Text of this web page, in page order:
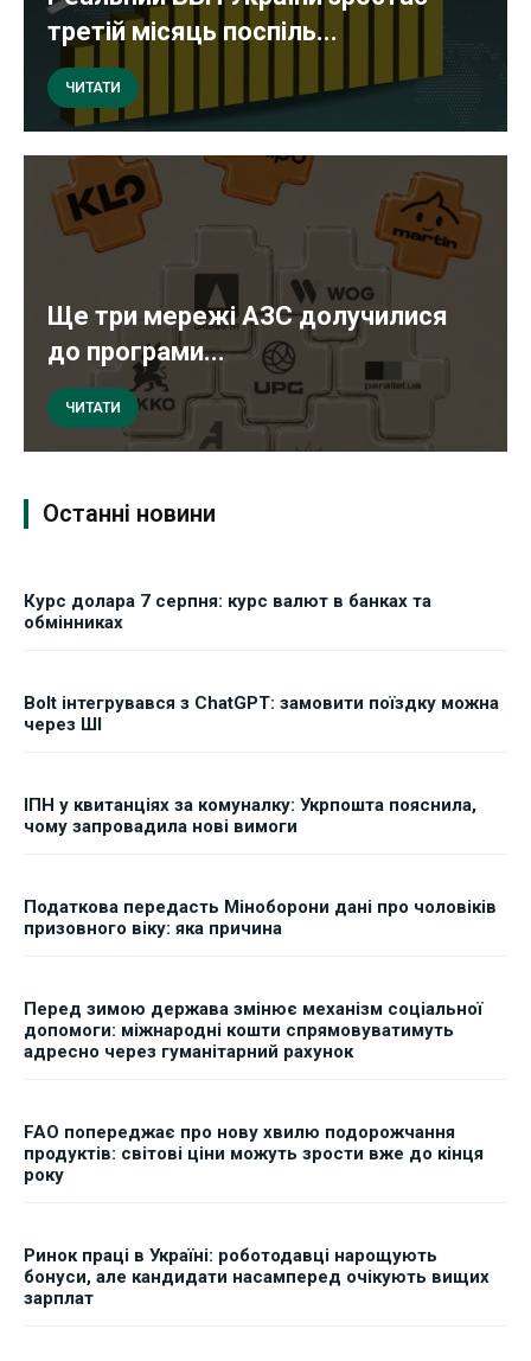
третій місяць поспіль...
ЧИТАТИ
Ще три мережі АЗС долучилися
до програми...
ЧИТАТИ
Останні новини
Курс долара 7 серпня: курс валют в банках та
обмінниках
Bolt інтегрувався з ChatGPT: замовити поїздку можна
через ШІ
ІПН у квитанціях за комуналку: Укрпошта пояснила,
чому запровадила нові вимоги
Податкова передасть Міноборони дані про чоловіків
призовного віку: яка причина
Перед зимою держава змінює механізм соціальної
допомоги: міжнародні кошти спрямовуватимуть
адресно через гуманітарний рахунок
FAO попереджає про нову хвилю подорожчання
продуктів: світові ціни можуть зрости вже до кінця
року
Ринок праці в Україні: роботодавці нарощують
бонуси, але кандидати насамперед очікують вищих
зарплат